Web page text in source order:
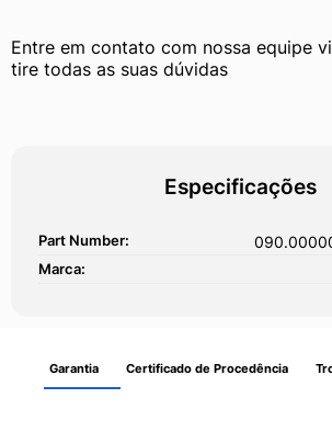
Entre em contato com nossa equipe
tire todas as suas dúvidas
Especificações
Part Number:
Marca:
Garantia Certificado de Procedência